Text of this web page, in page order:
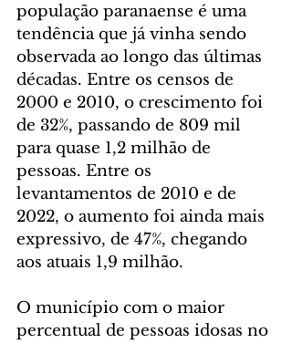
população paranaense é uma
tendência que já vinha sendo
observada ao longo das últimas
décadas. Entre os censos de
2000 e 2010, o crescimento foi
de 32%, passando de 809 mil
para quase 1,2 milhão de
pessoas. Entre os
levantamentos de 2010 e de
2022, o aumento foi ainda mais
expressivo, de 47%, chegando
aos atuais 1,9 milhão.
O município com o maior
percentual de pessoas idosas no